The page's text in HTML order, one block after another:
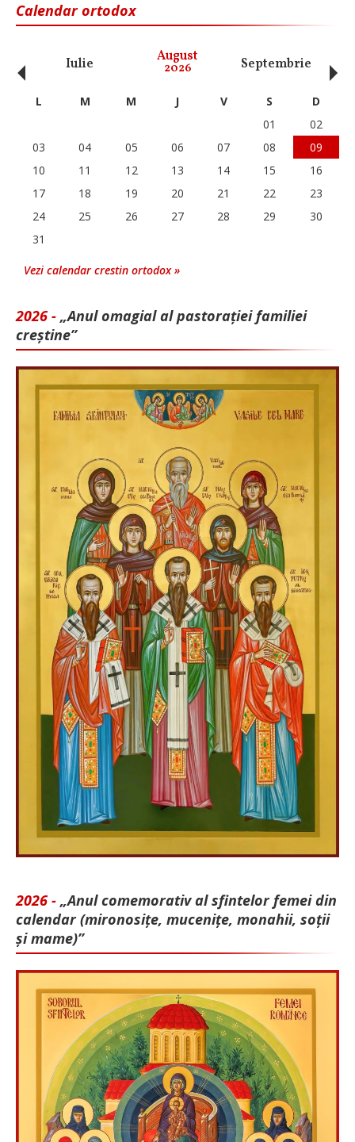
Calendar ortodox
Iulie August
2026 Septembrie
‹ L M M J V S
D
01
02
03
04 05 06 07 08
09
10
11 12 13 14 15
16
17
18 19 20 21 22
23
24
25 26 27 28 29
30
31
Vezi calendar crestin ortodox »
2026 - „Anul omagial al pastorației familiei
creștine”
2026 - „Anul comemorativ al sfintelor femei din
calendar (mironosițe, mu­cenițe, monahii, soții
și mame)”